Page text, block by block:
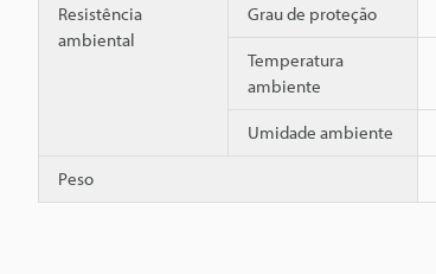
Resistência
ambiental
Grau de proteção
Temperatura
ambiente
Umidade ambiente
Peso